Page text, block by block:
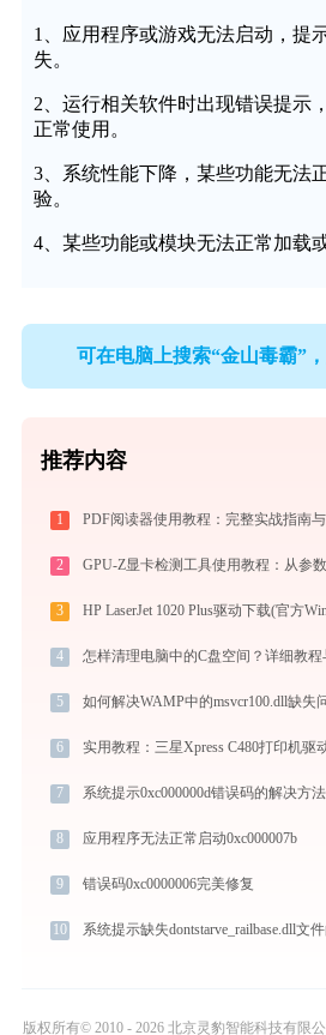
1、应用程序或游戏无法启动，提
失。
2、运行相关软件时出现错误提示
正常使用。
3、系统性能下降，某些功能无法
验。
4、某些功能或模块无法正常加载
可在电脑上搜索“金山毒霸”
推荐内容
1 PDF阅读器使用教程：完整实战指南
2
3 HP LaserJet 1020 Plus驱动下载(官方
4 怎样清理电脑中的C盘空间？详细教程
5 如何解决WAMP中的msvcr100.dll缺失
6 实用教程：三星Xpress C480打印机驱
7 系统提示0xc000000d错误码的解决方法
8 应用程序无法正常启动0xc000007b
9 错误码0xc0000006完美修复
10 系统提示缺失dontstarve_railbase.dll文
版权所有© 2010 - 2026 北京灵豹智能科技有限公